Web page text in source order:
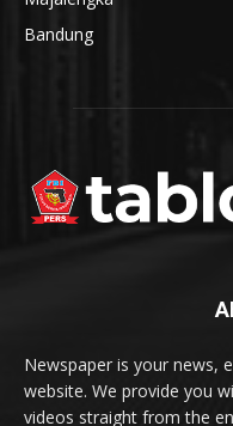
Bandung
Newspaper is your news,
website. We provide you
videos straight from the